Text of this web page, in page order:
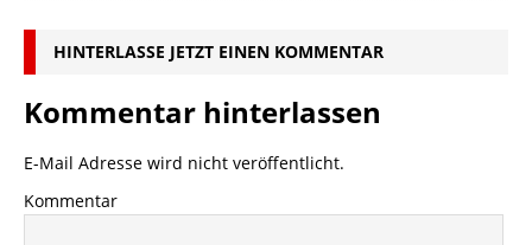
HINTERLASSE JETZT EINEN KOMMENTAR
Kommentar hinterlassen
E-Mail Adresse wird nicht veröffentlicht.
Kommentar